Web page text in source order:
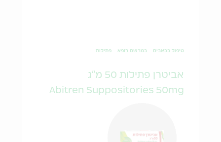
טיפול בכאבים במרשם רופא פתילות
אביטרן פתילות 50 מ"ג
Abitren Suppositories 50mg